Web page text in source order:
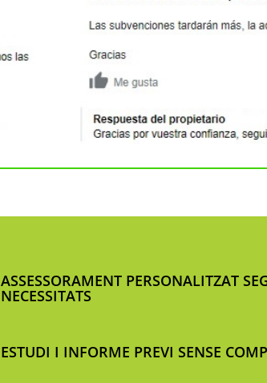
ASSESSORAMENT PERSONALITZAT
NECESSITATS
ESTUDI I INFORME PREVI SENSE